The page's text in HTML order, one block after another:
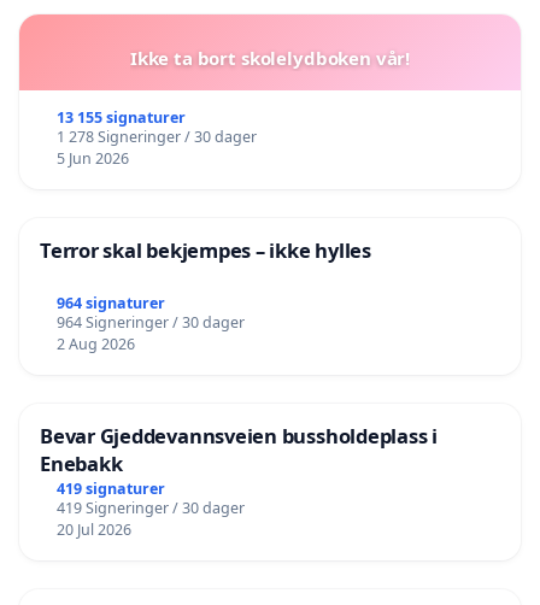
Ikke ta bort skolelydboken vår!
13 155 signaturer
1 278 Signeringer / 30 dager
5 Jun 2026
Terror skal bekjempes – ikke hylles
964 signaturer
964 Signeringer / 30 dager
2 Aug 2026
Bevar Gjeddevannsveien bussholdeplass i
Enebakk
419 signaturer
419 Signeringer / 30 dager
20 Jul 2026